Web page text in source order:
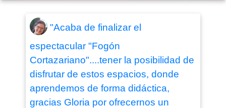
"Acaba de finalizar el
espectacular "Fogón
Cortazariano"....tener la posibilidad de
disfrutar de estos espacios, donde
aprendemos de forma didáctica,
gracias Gloria por ofrecernos un